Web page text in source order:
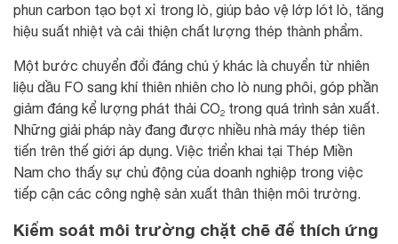
phun carbon tạo bọt xỉ trong lò, giúp bảo vệ lớp lót lò, tăng
hiệu suất nhiệt và cải thiện chất lượng thép thành phẩm.
Một bước chuyển đổi đáng chú ý khác là chuyển từ nhiên
liệu dầu FO sang khí thiên nhiên cho lò nung phôi, góp phần
giảm đáng kể lượng phát thải CO₂ trong quá trình sản xuất.
Những giải pháp này đang được nhiều nhà máy thép tiên
tiến trên thế giới áp dụng. Việc triển khai tại Thép Miền
Nam cho thấy sự chủ động của doanh nghiệp trong việc
tiếp cận các công nghệ sản xuất thân thiện môi trường.
Kiểm soát môi trường chặt chẽ để thích ứng